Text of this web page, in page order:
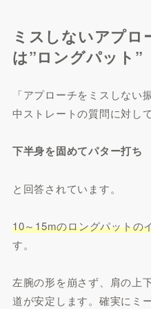
ミスしないアプ
は”ロングパット”
「アプローチをミスしない
中ストレートの質問に対し
下半身を固めてパター打ち
と回答されています。
10～15mのロングパットの
す。
左腕の形を崩さず、肩の上
道が安定します。確実にミ